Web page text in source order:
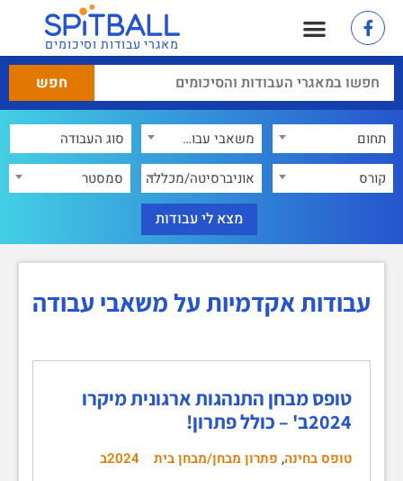
מאגרי עבודות וסיכומים
תחום
משאבי עבודה
קורס
אוניברסיטה/מכללה סמסטר
עבודות אקדמיות על משאבי עבודה
טופס מבחן התנהגות ארגונית מיקרו
2024ב' – כולל פתרון!
טופס בחינה, פתרון מבחן/מבחן בית 2024ב